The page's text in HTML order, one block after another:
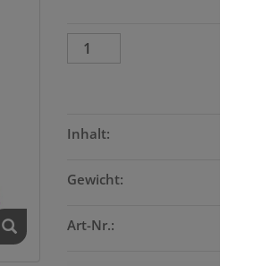
Inhalt:
Gewicht:
Art-Nr.: